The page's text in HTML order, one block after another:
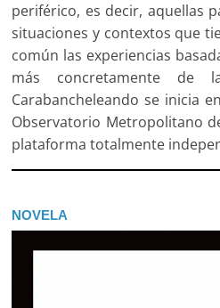
periférico, es decir, aquellas
situaciones y contextos que
común las experiencias
más concretamente de
Carabancheleando se inicia
Observatorio Metropolitano
plataforma totalmente
NOVELA